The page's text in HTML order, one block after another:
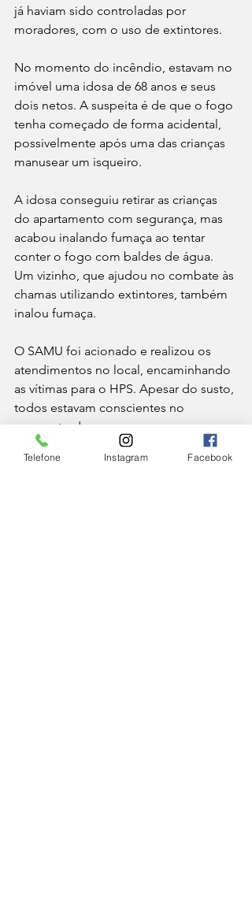
já haviam sido controladas por
moradores, com o uso de extintores.
No momento do incêndio, estavam no
imóvel uma idosa de 68 anos e seus
dois netos. A suspeita é de que o fogo
tenha começado de forma acidental,
possivelmente após uma das crianças
manusear um isqueiro.
A idosa conseguiu retirar as crianças
do apartamento com segurança, mas
acabou inalando fumaça ao tentar
conter o fogo com baldes de água.
Um vizinho, que ajudou no combate às
chamas utilizando extintores, também
inalou fumaça.
O SAMU foi acionado e realizou os
atendimentos no local, encaminhando
as vítimas para o HPS. Apesar do susto,
todos estavam conscientes no
momento do socorro.
CIDADE
Telefone Instagram Facebook